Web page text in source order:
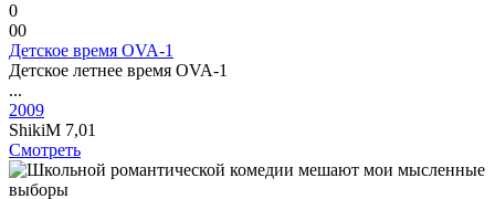
0
00
Детское время OVA-1
Детское летнее время OVA-1
...
2009
ShikiM 7,01
Смотреть